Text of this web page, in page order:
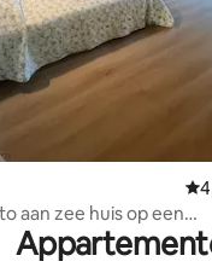
huis op een
locatie